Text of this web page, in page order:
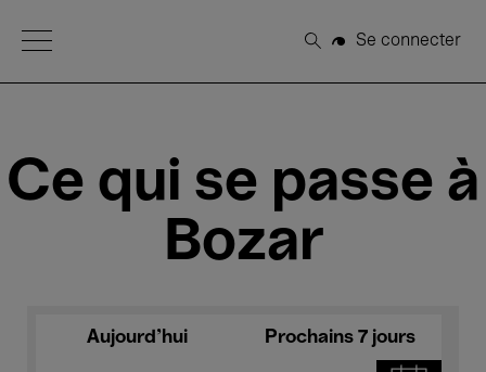
Open Menu
Rechercher
Se connecter
Ce qui se passe à
Bozar
Aujourd'hui Prochains 7 jours